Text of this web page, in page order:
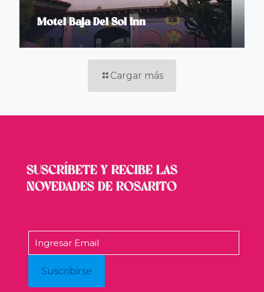
Motel Baja Del Sol Inn
Cargar más
SUSCRÍBETE Y RECIBE LAS
NOVEDADES DE ROSARITO